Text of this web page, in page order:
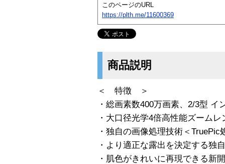
このページのURL
https://plth.me/11600369
商品説明
＜ 特徴 ＞
・総画素数400万画素、2/3型 イ
・大口径光学4倍高性能ズームレ
・独自の画像処理技術＜TruePic
・より適正な露出を決定する独
・肌色がきれいに再現できる新